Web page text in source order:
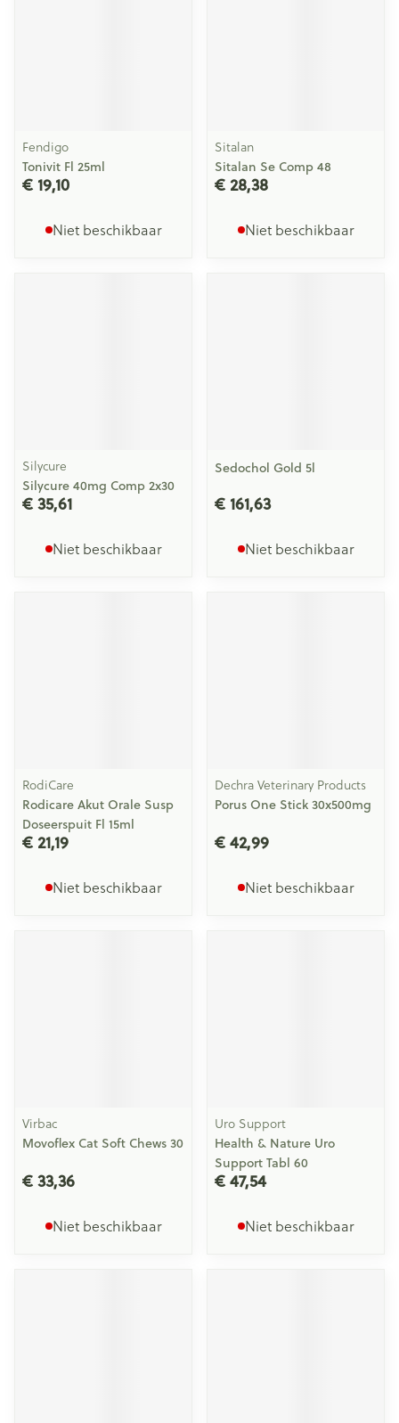
Fendigo
Tonivit Fl 25ml
€ 19,10
Niet beschikbaar
Sitalan
Sitalan Se Comp 48
€ 28,38
Niet beschikbaar
Silycure
Silycure 40mg Comp 2x30
€ 35,61
Niet beschikbaar
Sedochol Gold 5l
€ 161,63
Niet beschikbaar
RodiCare
Rodicare Akut Orale Susp
Doseerspuit Fl 15ml
€ 21,19
Niet beschikbaar
Dechra Veterinary Products
Porus One Stick 30x500mg
€ 42,99
Niet beschikbaar
Virbac
Movoflex Cat Soft Chews 30
€ 33,36
Niet beschikbaar
Uro Support
Health & Nature Uro
Support Tabl 60
€ 47,54
Niet beschikbaar